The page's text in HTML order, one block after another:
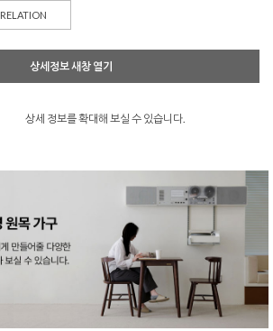
RELATION
상세정보 새창 열기
상세 정보를 확대해 보실 수 있습니다.